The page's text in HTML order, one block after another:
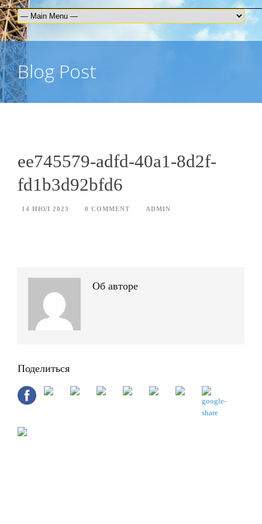
Blog Post
ee745579-adfd-40a1-8d2f-
fd1b3d92bfd6
14 ИЮЛ 2023 0 COMMENT ADMIN
Об авторе
Поделиться